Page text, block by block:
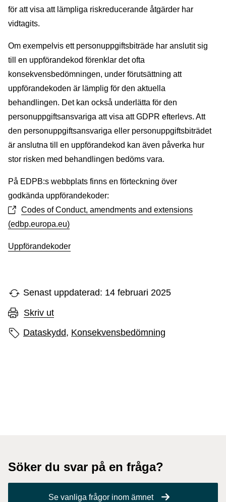
för att visa att lämpliga riskreducerande åtgärder har
vidtagits.
Om exempelvis ett personuppgiftsbiträde har anslutit sig
till en uppförandekod förenklar det ofta
konsekvensbedömningen, under förutsättning att
uppförandekoden är lämplig för den aktuella
behandlingen. Det kan också underlätta för den
personuppgiftsansvariga att visa att GDPR efterlevs. Att
den personuppgiftsansvariga eller personuppgiftsbiträdet
är anslutna till en uppförandekod kan även påverka hur
stor risken med behandlingen bedöms vara.
På EDPB:s webbplats finns en förteckning över
godkända uppförandekoder:
Codes of Conduct, amendments and extensions
(edbp.europa.eu)
Uppförandekoder
Senast uppdaterad: 14 februari 2025
Skriv ut
Sidans etiketter
Dataskydd, Konsekvensbedömning
Söker du svar på en fråga?
Se vanliga frågor inom ämnet